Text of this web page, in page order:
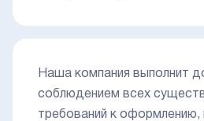
Наша компания выполнит
соблюдением всех
требований к оформлению,